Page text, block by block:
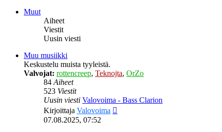
Muut
Aiheet
Viestit
Uusin viesti
Muu musiikki
Keskustelu muista tyyleistä.
Valvojat: rottencreep, Teknojta, OrZo
84Aiheet
523 Viestit
Uusin viesti Valovoima - Bass Clarion
Kirjoittaja Valovoima
07.08.2025, 07:52